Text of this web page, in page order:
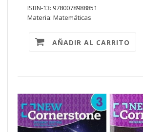
ISBN-13: 9780078988851
Materia: Matemáticas
AÑADIR AL CARRITO